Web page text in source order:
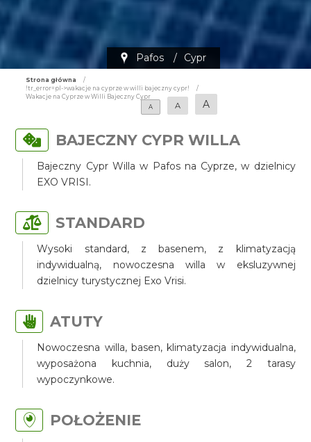
Pafos / Cypr
Strona główna
/
!tr_error=pl->wakacje na cyprze w willi bajeczny cypr!
/
Wakacje na Cyprze w Willi Bajeczny Cypr
A
A A
BAJECZNY CYPR WILLA
Bajeczny Cypr Willa w Pafos na Cyprze, w dzielnicy
EXO VRISI.
STANDARD
Wysoki standard, z basenem, z klimatyzacją
indywidualną, nowoczesna willa w eksluzywnej
dzielnicy turystycznej Exo Vrisi.
ATUTY
Nowoczesna willa, basen, klimatyzacja indywidualna,
wyposażona kuchnia, duży salon, 2 tarasy
wypoczynkowe.
POŁOŻENIE